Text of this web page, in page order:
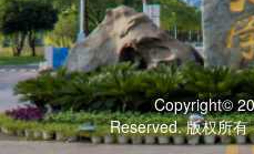
Copyright©
Reserved. 版权所有